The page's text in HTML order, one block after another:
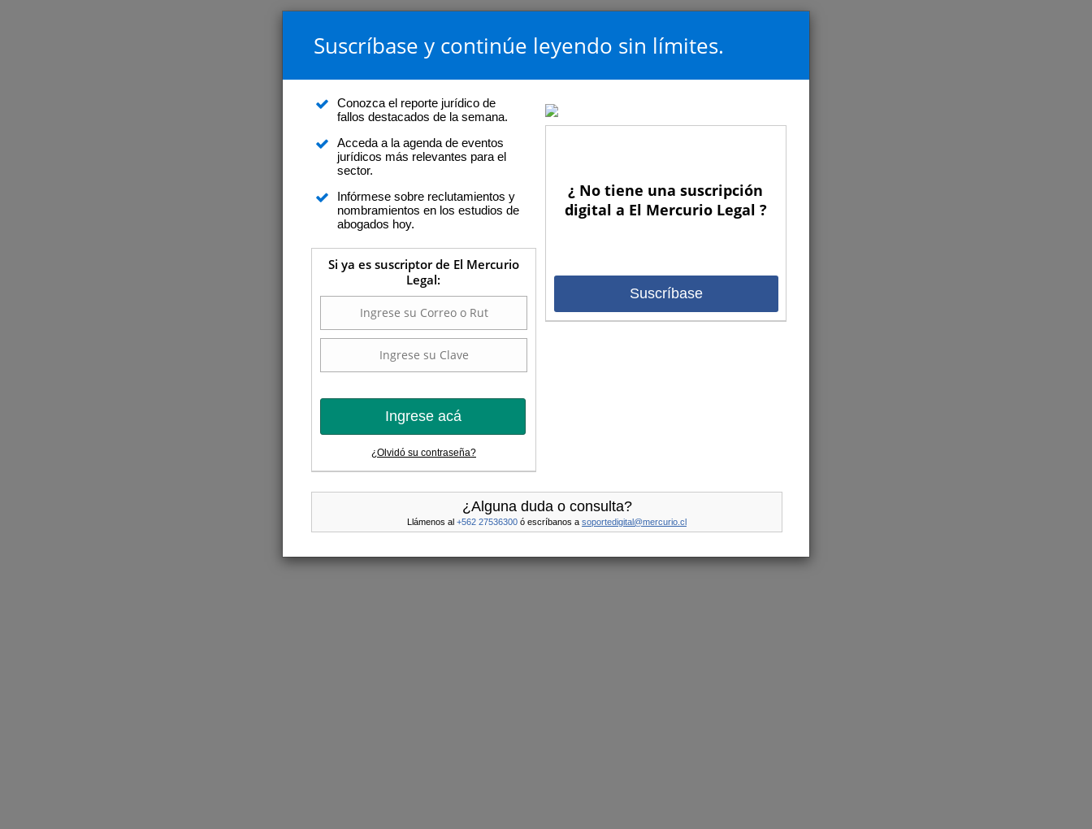
Suscríbase y continúe leyendo sin límites.
Conozca el reporte jurídico de
fallos destacados de la semana.
Acceda a la agenda de eventos
jurídicos más relevantes para el
sector.
Infórmese sobre reclutamientos y
nombramientos en los estudios de
abogados hoy.
Si ya es suscriptor de El Mercurio
Legal:
Ingrese acá
¿Olvidó su contraseña?
¿ No tiene una suscripción
digital a El Mercurio Legal ?
Suscríbase
¿Alguna duda o consulta?
Llámenos al +562 27536300 ó escríbanos a soportedigital@mercurio.cl